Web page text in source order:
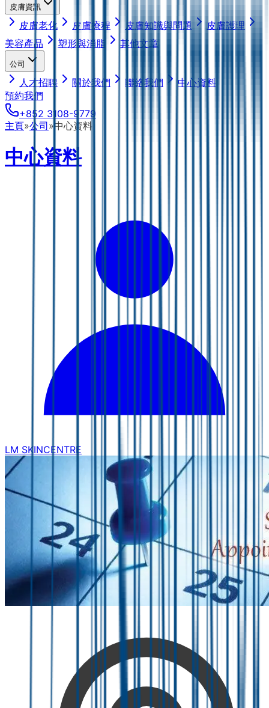
皮膚資訊
皮膚老化 皮膚療程 皮膚知識與問題
皮膚護理
美容產品
塑形與消脂 其他文章
公司
人才招聘 關於我們 聯絡我們
中心資料
預約我們
+852 3108-9779
主頁»公司»中心資料
中心資料
LM SKINCENTRE